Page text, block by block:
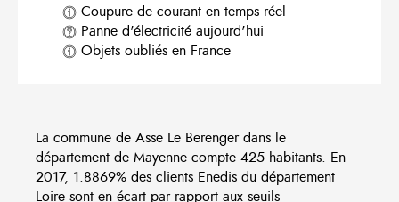
Coupure de courant en temps réel
Panne d'électricité aujourd'hui
Objets oubliés en France
La commune de Asse Le Berenger dans le
département de Mayenne compte 425 habitants. En
2017, 1.8869% des clients Enedis du département
Loire sont en écart par rapport aux seuils